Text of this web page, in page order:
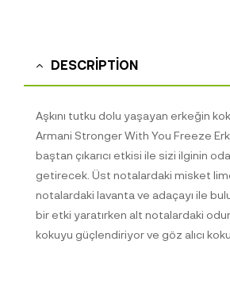
DESCRIPTION
Aşkını tutku dolu yaşayan erkeğin
Armani Stronger With You Freeze
baştan çıkarıcı etkisi ile sizi ilginin
getirecek. Üst notalardaki misket
notalardaki lavanta ve adaçayı ile
bir etki yaratırken alt notalardaki
kokuyu güçlendiriyor ve göz alıcı